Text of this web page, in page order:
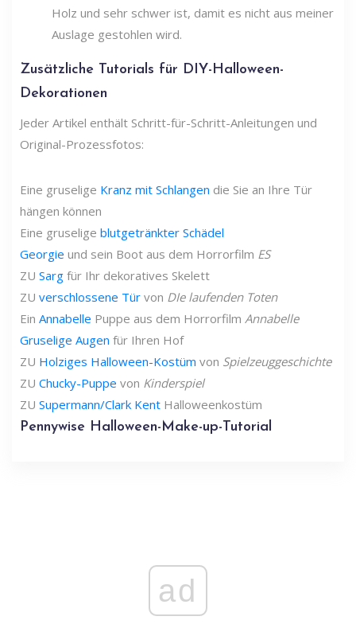
Holz und sehr schwer ist, damit es nicht aus meiner
Auslage gestohlen wird.
Zusätzliche Tutorials für DIY-Halloween-
Dekorationen
Jeder Artikel enthält Schritt-für-Schritt-Anleitungen und
Original-Prozessfotos:
Eine gruselige Kranz mit Schlangen die Sie an Ihre Tür
hängen können
Eine gruselige blutgetränkter Schädel
Georgie und sein Boot aus dem Horrorfilm ES
ZU Sarg für Ihr dekoratives Skelett
ZU verschlossene Tür von DIe laufenden Toten
Ein Annabelle Puppe aus dem Horrorfilm Annabelle
Gruselige Augen für Ihren Hof
ZU Holziges Halloween-Kostüm von Spielzeuggeschichte
ZU Chucky-Puppe von Kinderspiel
ZU Supermann/Clark Kent Halloweenkostüm
Pennywise Halloween-Make-up-Tutorial
ad